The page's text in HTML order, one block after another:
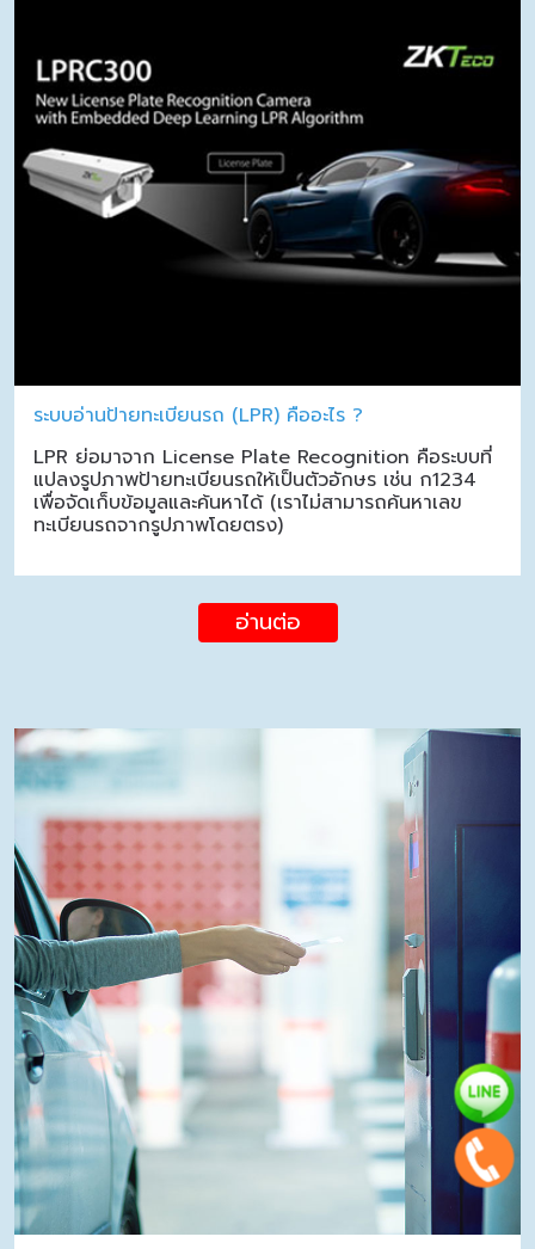
ระบบอ่านป้ายทะเบียนรถ (LPR) คืออะไร ?
LPR ย่อมาจาก License Plate Recognition คือระบบที่
แปลงรูปภาพป้ายทะเบียนรถให้เป็นตัวอักษร เช่น ก1234
เพื่อจัดเก็บข้อมูลและค้นหาได้ (เราไม่สามารถค้นหาเลข
ทะเบียนรถจากรูปภาพโดยตรง)
อ่านต่อ